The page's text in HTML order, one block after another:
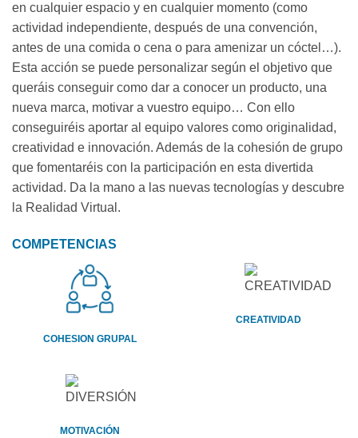
en cualquier espacio y en cualquier momento (como
actividad independiente, después de una convención,
antes de una comida o cena o para amenizar un cóctel…).
Esta acción se puede personalizar según el objetivo que
queráis conseguir como dar a conocer un producto, una
nueva marca, motivar a vuestro equipo… Con ello
conseguiréis aportar al equipo valores como originalidad,
creatividad e innovación. Además de la cohesión de grupo
que fomentaréis con la participación en esta divertida
actividad. Da la mano a las nuevas tecnologías y descubre
la Realidad Virtual.
COMPETENCIAS
COHESION GRUPAL
CREATIVIDAD
MOTIVACIÓN